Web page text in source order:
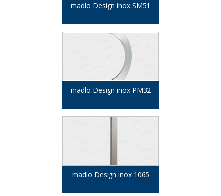
madlo Design inox SM51
madlo Design inox PM32
madlo Design inox 1065